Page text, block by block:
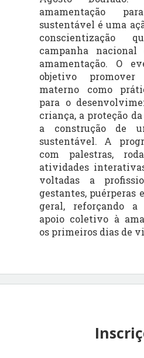
amamentação
sustentável é uma
conscientização
campanha
amamentação. O
objetivo
materno como
para o
criança, a proteção
a construção de
sustentável. A
com palestras,
atividades
voltadas a
gestantes, puérperas
geral, reforçando
apoio coletivo à
os primeiros dias de